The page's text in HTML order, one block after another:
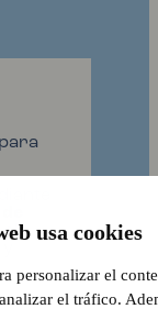
usa cookies
personalizar el
el tráfico.
al